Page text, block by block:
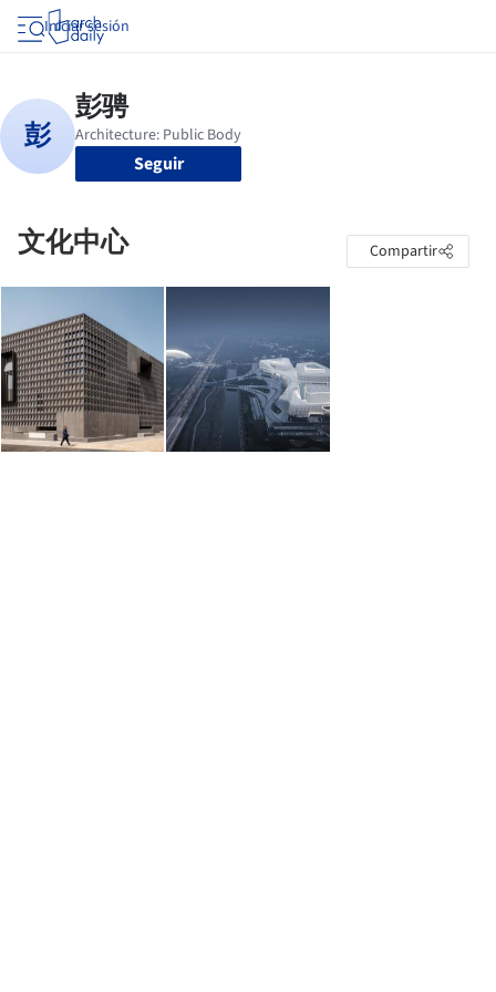
Iniciar sesión
Seguir
文化中心 Compartir